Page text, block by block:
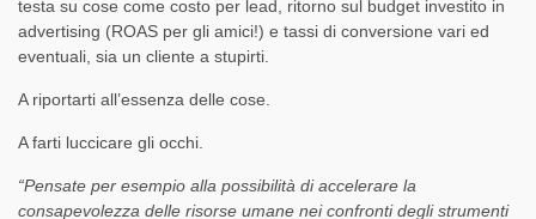
testa su cose come costo per lead, ritorno sul budget investito in
advertising (ROAS per gli amici!) e tassi di conversione vari ed
eventuali, sia un cliente a stupirti.
A riportarti all’essenza delle cose.
A farti luccicare gli occhi.
“Pensate per esempio alla possibilità di accelerare la
consapevolezza delle risorse umane nei confronti degli strumenti